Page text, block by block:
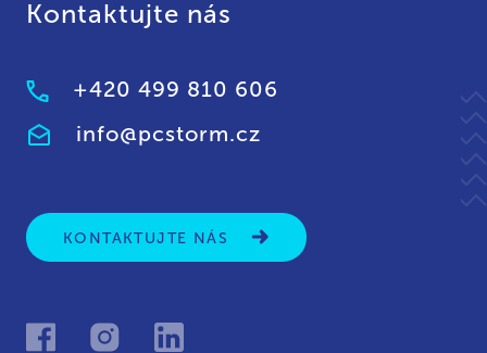
Kontaktujte nás
+420 499 810 606
info@pcstorm.cz
KONTAKTUJTE NÁS